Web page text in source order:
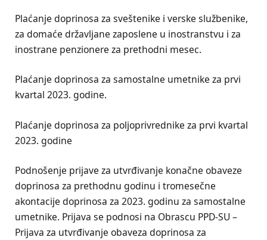
Plaćanje doprinosa za sveštenike i verske službenike,
za domaće državljane zaposlene u inostranstvu i za
inostrane penzionere za prethodni mesec.
Plaćanje doprinosa za samostalne umetnike za prvi
kvartal 2023. godine.
Plaćanje doprinosa za poljoprivrednike za prvi kvartal
2023. godine
Podnošenje prijave za utvrđivanje konačne obaveze
doprinosa za prethodnu godinu i tromesečne
akontacije doprinosa za 2023. godinu za samostalne
umetnike. Prijava se podnosi na Obrascu PPD-SU –
Prijava za utvrđivanje obaveza doprinosa za